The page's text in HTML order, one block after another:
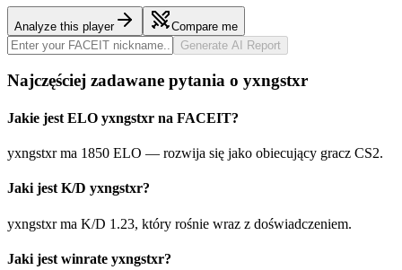
Analyze this player
Compare me
Generate AI Report
Najczęściej zadawane pytania o yxngstxr
Jakie jest ELO yxngstxr na FACEIT?
yxngstxr ma 1850 ELO — rozwija się jako obiecujący gracz CS2.
Jaki jest K/D yxngstxr?
yxngstxr ma K/D 1.23, który rośnie wraz z doświadczeniem.
Jaki jest winrate yxngstxr?